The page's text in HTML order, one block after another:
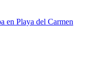
en Playa del Carmen